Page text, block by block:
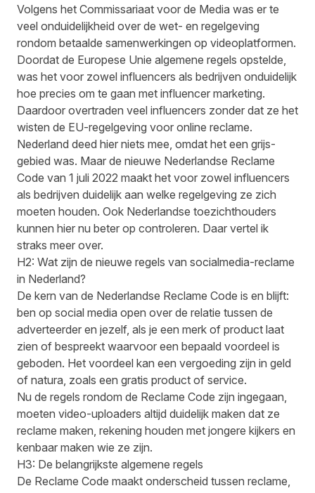
Volgens het Commissariaat voor de Media was er te
veel onduidelijkheid over de wet- en regelgeving
rondom betaalde samenwerkingen op videoplatformen.
Doordat de Europese Unie algemene regels opstelde,
was het voor zowel influencers als bedrijven onduidelijk
hoe precies om te gaan met influencer marketing.
Daardoor overtraden veel influencers zonder dat ze het
wisten de EU-regelgeving voor online reclame.
Nederland deed hier niets mee, omdat het een grijs-
gebied was. Maar de nieuwe Nederlandse Reclame
Code van 1 juli 2022 maakt het voor zowel influencers
als bedrijven duidelijk aan welke regelgeving ze zich
moeten houden. Ook Nederlandse toezichthouders
kunnen hier nu beter op controleren. Daar vertel ik
straks meer over.
H2: Wat zijn de nieuwe regels van socialmedia-reclame
in Nederland?
De kern van de Nederlandse Reclame Code is en blijft:
ben op social media open over de relatie tussen de
adverteerder en jezelf, als je een merk of product laat
zien of bespreekt waarvoor een bepaald voordeel is
geboden. Het voordeel kan een vergoeding zijn in geld
of natura, zoals een gratis product of service.
Nu de regels rondom de Reclame Code zijn ingegaan,
moeten video-uploaders altijd duidelijk maken dat ze
reclame maken rekening houden met jongere kijkers en
kenbaar maken wie ze zijn.
H3: De belangrijkste algemene regels
De Reclame Code maakt onderscheid tussen reclame,